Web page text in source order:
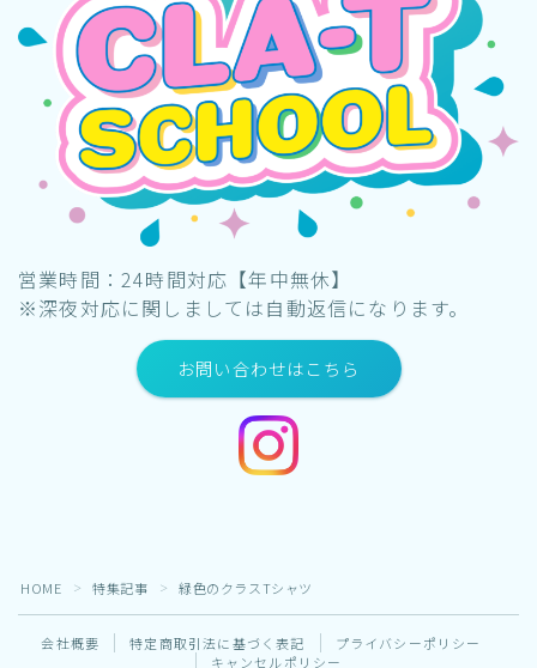
営業時間：24時間対応【年中無休】
※深夜対応に関しましては自動返信になります。
お問い合わせはこちら
HOME ＞ 特集記事 ＞ 緑色のクラスTシャツ
会社概要 特定商取引法に基づく表記
プライバシーポリシー
キャンセルポリシー